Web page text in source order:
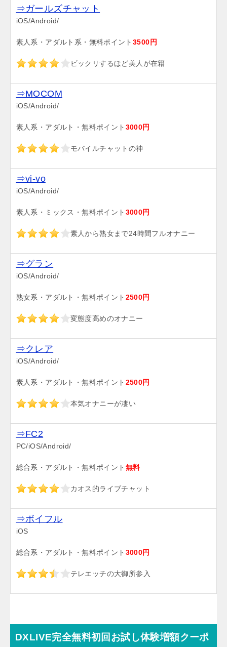
⇒ガールズチャット
iOS/Android/
素人系・アダルト系・無料ポイント 3500円
ビックリするほど美人が在籍
⇒MOCOM
iOS/Android/
素人系・アダルト・無料ポイント 3000円
モバイルチャットの神
⇒vi-vo
iOS/Android/
素人系・ミックス・無料ポイント 3000円
素人から熟女まで24時間フルオナニー
⇒グラン
iOS/Android/
熟女系・アダルト・無料ポイント 2500円
変態度高めのオナニー
⇒クレア
iOS/Android/
素人系・アダルト・無料ポイント 2500円
本気オナニーが凄い
⇒FC2
PC/iOS/Android/
総合系・アダルト・無料ポイント 無料
カオス的ライブチャット
⇒ボイフル
iOS
総合系・アダルト・無料ポイント 3000円
テレエッチの大御所参入
DXLIVE完全無料初回お試し体験増額クーポ